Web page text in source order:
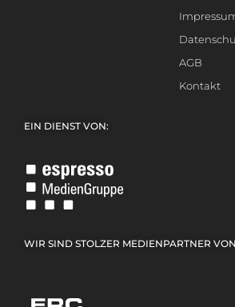
AGB
Kontakt
EIN DIENST VON:
WIR SIND STOLZER MEDIENPARTNER